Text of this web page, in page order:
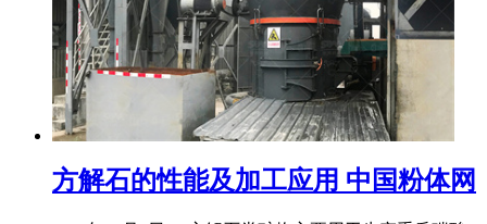
方解石的性能及加工应用 中国粉体网